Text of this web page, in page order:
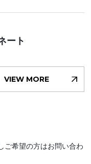
ート
VIEW MORE
ご希望の方はお問い合わ